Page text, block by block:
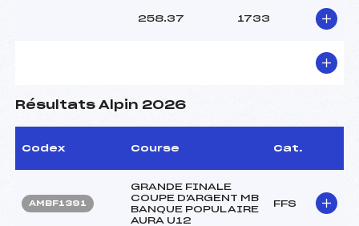
258.37 1733
Résultats Alpin 2026
Codex Course Cat.
AMBF1391
GRANDE FINALE
COUPE D'ARGENT MB
BANQUE POPULAIRE
AURA U12
FFS